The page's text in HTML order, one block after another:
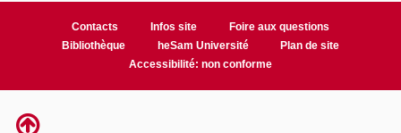
Contacts Infos site
Foire aux questions
Bibliothèque
heSam Université
Plan de site
Accessibilité: non conforme